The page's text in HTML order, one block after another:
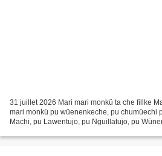
31 juillet 2026 Mari mari monkü ta che fillke
mari monkü pu wüenenkeche, pu chumüechi
Machi, pu Lawentujo, pu Nguillatujo, pu